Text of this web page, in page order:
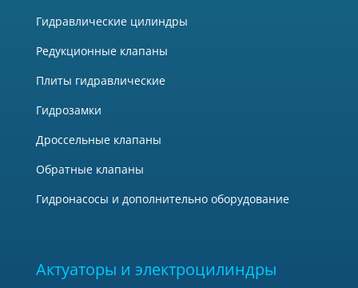
Гидравлические цилиндры
Редукционные клапаны
Плиты гидравлические
Гидрозамки
Дроссельные клапаны
Обратные клапаны
Гидронасосы и дополнительно оборудование
Актуаторы и электроцилиндры